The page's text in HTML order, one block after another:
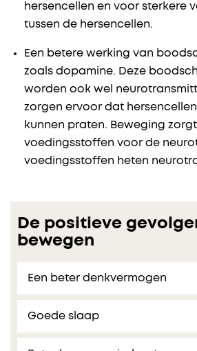
hersencellen en voor sterkere
tussen de hersencellen.
Een betere werking van
zoals dopamine. Deze
worden ook wel
zorgen ervoor dat
kunnen praten. Beweging
voedingsstoffen voor de
voedingsstoffen heten
De positieve
bewegen
Een beter denkvermogen
Goede slaap